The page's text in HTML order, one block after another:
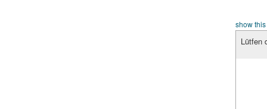
show
Lütfen